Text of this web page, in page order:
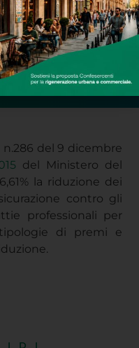
n.286 del 9 dicembre
del Ministero del
la riduzione dei
contro gli
professionali per
di premi e